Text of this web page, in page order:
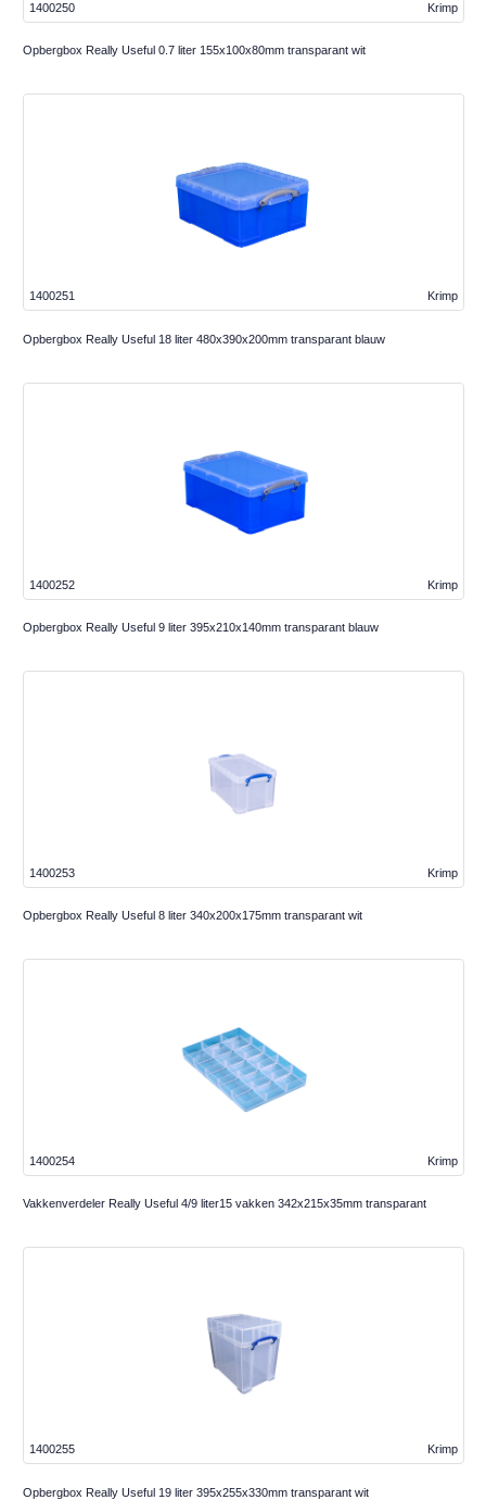
Krimp
1400250
Opbergbox Really Useful 0.7 liter 155x100x80mm transparant wit
Krimp
1400251
Opbergbox Really Useful 18 liter 480x390x200mm transparant blauw
Krimp
1400252
Opbergbox Really Useful 9 liter 395x210x140mm transparant blauw
Krimp
1400253
Opbergbox Really Useful 8 liter 340x200x175mm transparant wit
Krimp
1400254
Vakkenverdeler Really Useful 4/9 liter15 vakken 342x215x35mm transparant
Krimp
1400255
Opbergbox Really Useful 19 liter 395x255x330mm transparant wit